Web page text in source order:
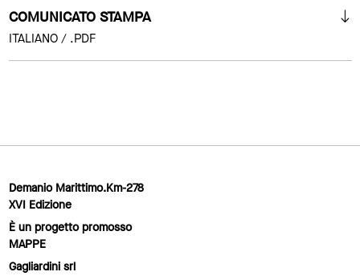
COMUNICATO STAMPA
ITALIANO / .PDF
Demanio Marittimo.Km-278
XVI Edizione
È un progetto promosso
MAPPE
Gagliardini srl